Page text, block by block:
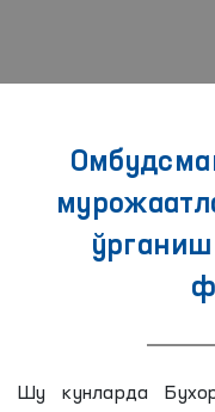
Шу кунларда